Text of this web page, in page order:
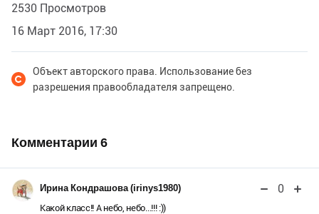
2530 Просмотров
16 Март 2016, 17:30
Объект авторского права. Использование без
разрешения правообладателя запрещено.
Комментарии 6
Ирина Кондрашова (irinys1980) 0
Какой класс!! А небо, небо...!!! :))